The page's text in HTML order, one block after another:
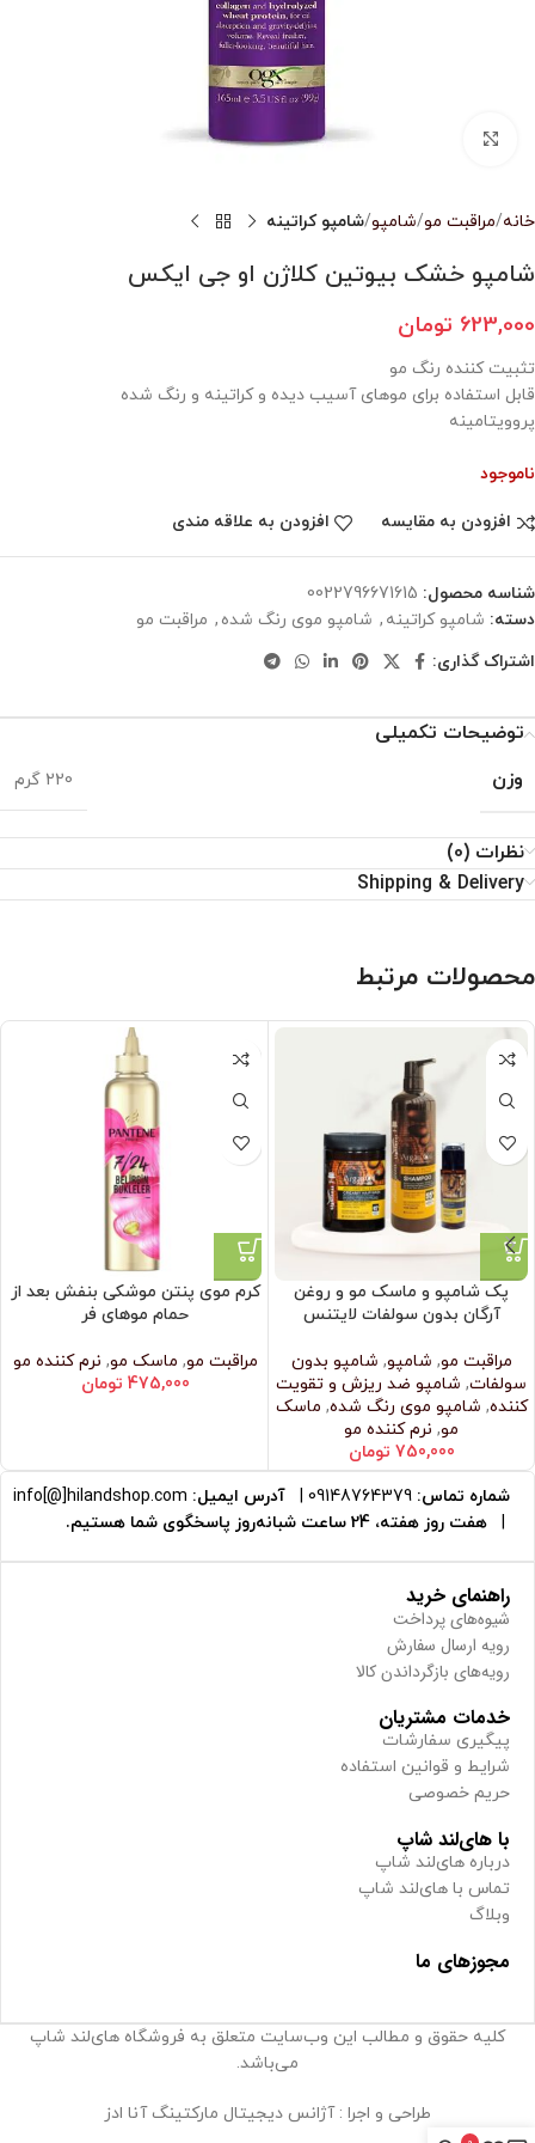
خانه مراقبت مو شامپو شامپو کراتینه
شامپو خشک بیوتین کلاژن او جی ایکس
623,000 تومان
تثبیت کننده رنگ مو
قابل استفاده برای موهای آسیب دیده و کراتینه و رنگ شده
پروویتامینه
ناموجود
افزودن به مقایسه افزودن به علاقه مندی
شناسه محصول: 0022796671615
دسته: شامپو کراتینه , شامپو موی رنگ شده , مراقبت مو
اشتراک گذاری:
توضیحات تکمیلی
وزن
220 گرم
نظرات (0)
Shipping & Delivery
محصولات مرتبط
پک شامپو و ماسک مو و روغن
آرگان بدون سولفات لایتنس
مراقبت مو, شامپو, شامپو بدون
سولفات, شامپو ضد ریزش و تقویت
کننده, شامپو موی رنگ شده, ماسک
مو, نرم‌ کننده مو
750,000 تومان
کرم موی پنتن موشکی بنفش بعد از
حمام موهای فر
مراقبت مو, ماسک مو, نرم‌ کننده مو
475,000 تومان
شماره تماس: 09148764379 آدرس ایمیل: info[@]hilandshop.com
هفت روز هفته، 24 ساعت شبانه‌روز پاسخگوی شما هستیم.
راهنمای خرید
شیوه‌های پرداخت
رویه ارسال سفارش
رویه‌های بازگرداندن کالا
خدمات مشتریان
پیگیری سفارشات
شرایط و قوانین استفاده
حریم خصوصی
با های‌لند شاپ
درباره های‌لند شاپ
تماس با های‌لند شاپ
وبلاگ
مجوزهای ما
کلیه حقوق و مطالب این وب‌سایت متعلق به فروشگاه های‌لند شاپ
می‌باشد.
طراحی و اجرا : آژانس دیجیتال مارکتینگ آنا ادز